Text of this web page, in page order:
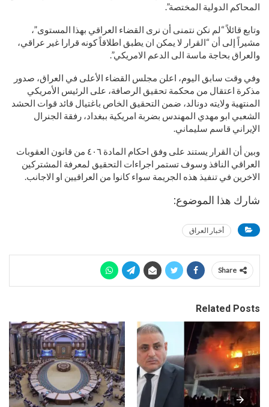
المحاكم الدولية المختصة”.
وتابع قائلاً “لم نكن نتمنى أن نرى القضاء العراقي بهذا المستوى”،
مشيراً إلى أن “القرار لا يمكن ان يطبق اطلاقاً كونه قرارا غير عراقي،
والعراق بحاجة ماسة الى الدعم الامريكي”.
وفي وقت سابق اليوم، اعلن مجلس القضاء الأعلى في العراق، صدور
مذكرة اعتقال من ‎محكمة تحقيق الرصافة، على الرئيس الأمريكي
المنتهية ولايته دونالد، ضمن التحقيق الخاص باغتيال قائد قوات الحشد
الشعبي ابو مهدي المهندس بضربة امريكية ببغداد، رفقة الجنرال
الإيراني قاسم سليماني.
وبين أن القرار يستند على وفق احكام المادة ٤٠٦ من قانون العقوبات
العراقي النافذ وسوف تستمر اجراءات التحقيق لمعرفة المشتركين
الاخرين في تنفيذ هذه الجريمة سواء كانوا من العراقيين او الاجانب.
شارك هذا الموضوع:
أخبار العراق
Share
Related Posts